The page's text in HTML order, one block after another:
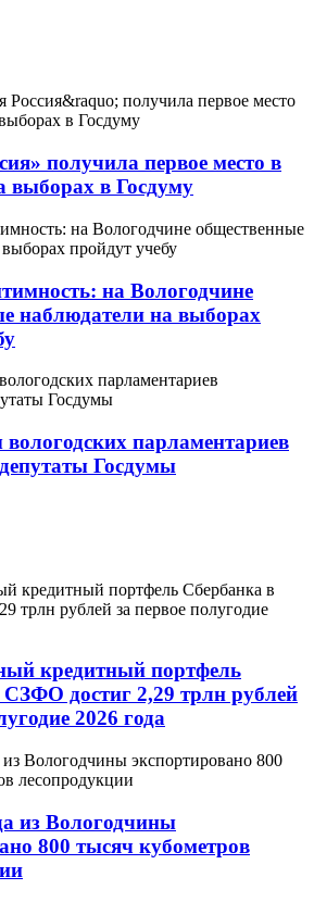
получила первое место в
выборах в Госдуму
на Вологодчине
наблюдатели на выборах
парламентариев
Госдумы
кредитный портфель
достиг 2,29 трлн рублей
2026 года
из Вологодчины
800 тысяч кубометров